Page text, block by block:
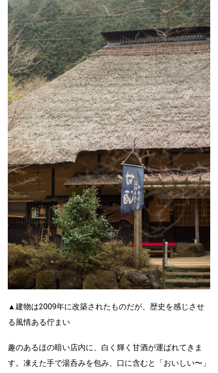
▲建物は2009年に改築されたものだが、歴史を感じさせ
る風情ある佇まい
趣のあるほの暗い店内に、白く輝く甘酒が運ばれてきま
す。凍えた手で湯呑みを包み、口に含むと「おいしい〜」